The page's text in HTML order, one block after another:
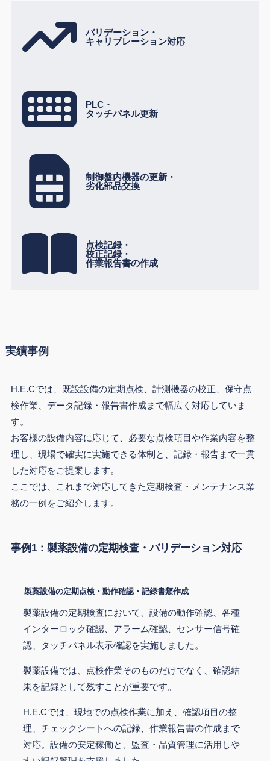
バリデーション・
キャリブレーション対応
PLC・
タッチパネル更新
制御盤内機器の更新・
劣化部品交換
点検記録・
校正記録・
作業報告書の作成
実績事例
H.E.Cでは、既設設備の定期点検、計測機器の校正、保守点
検作業、データ記録・報告書作成まで幅広く対応していま
す。
お客様の設備内容に応じて、必要な点検項目や作業内容を整
理し、現場で確実に実施できる体制と、記録・報告まで一貫
した対応をご提案します。
ここでは、これまで対応してきた定期検査・メンテナンス業
務の一例をご紹介します。
事例1：製薬設備の定期検査・バリデーション対応
製薬設備の定期点検・動作確認・記録書類作成
製薬設備の定期検査において、設備の動作確認、各種
インターロック確認、アラーム確認、センサー信号確
認、タッチパネル表示確認を実施しました。
製薬設備では、点検作業そのものだけでなく、確認結
果を記録として残すことが重要です。
H.E.Cでは、現地での点検作業に加え、確認項目の整
理、チェックシートへの記録、作業報告書の作成まで
対応。設備の安定稼働と、監査・品質管理に活用しや